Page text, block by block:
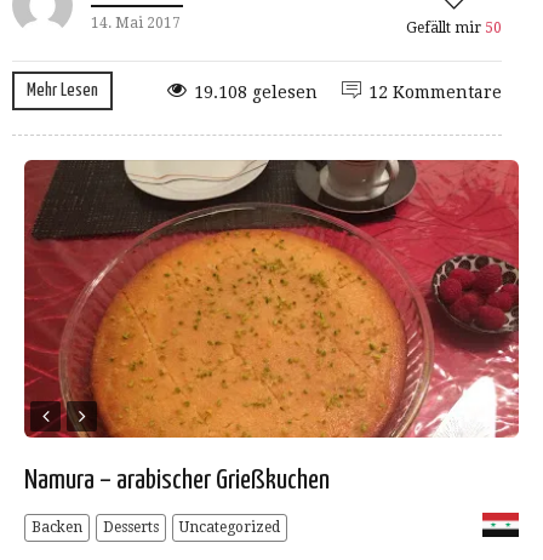
14. Mai 2017 Gefällt mir 50
Mehr Lesen 12 Kommentare
19.108 gelesen
Namura – arabischer Grießkuchen
Backen Desserts Uncategorized